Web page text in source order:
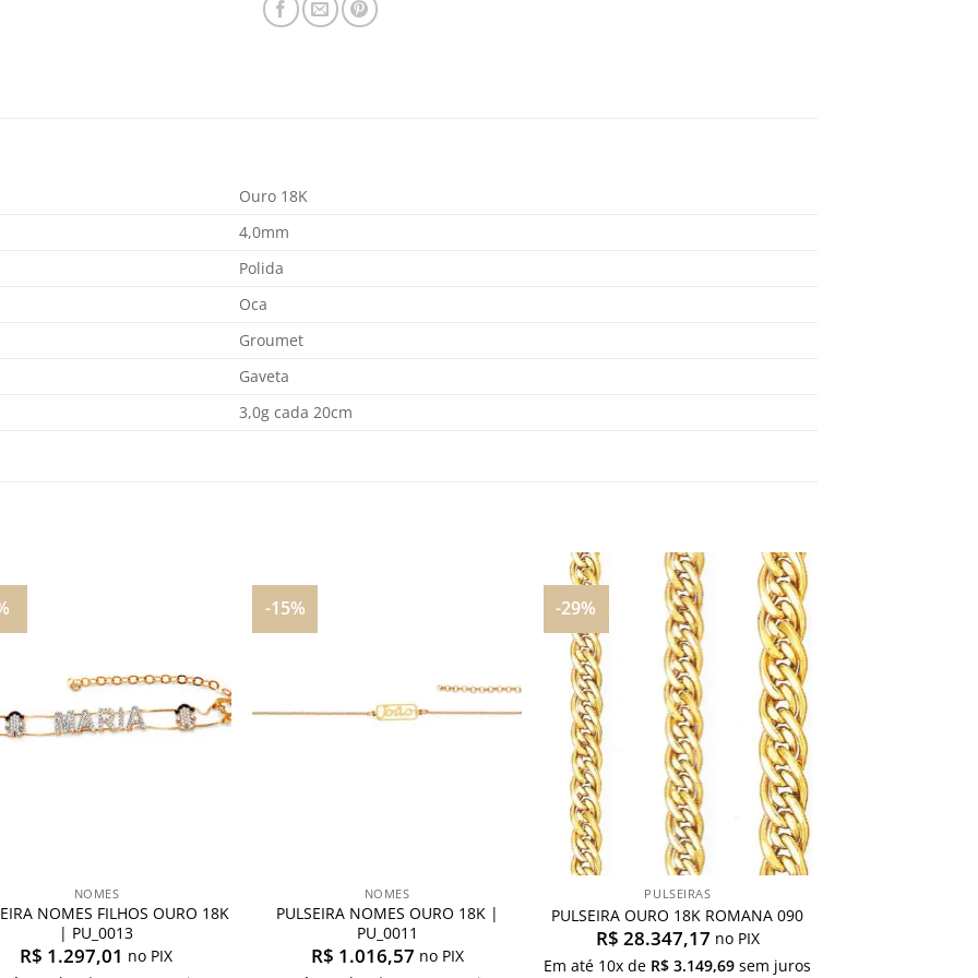
Ouro 18K
4,0mm
Polida
Oca
Groumet
Gaveta
3,0g cada 20cm
NOMES
NOMES FILHOS OURO 18K
| PU_0013
R$ 1.297,01 no PIX
-15%
NOMES
PULSEIRA NOMES OURO 18K |
PU_0011
R$ 1.016,57 no PIX
-29%
Adicionar
aos
meus
desejos
PULSEIRAS
PULSEIRA OURO 18K ROMANA 090
R$ 28.347,17 no PIX
Em até 10x de R$ 3.149,69 sem juros